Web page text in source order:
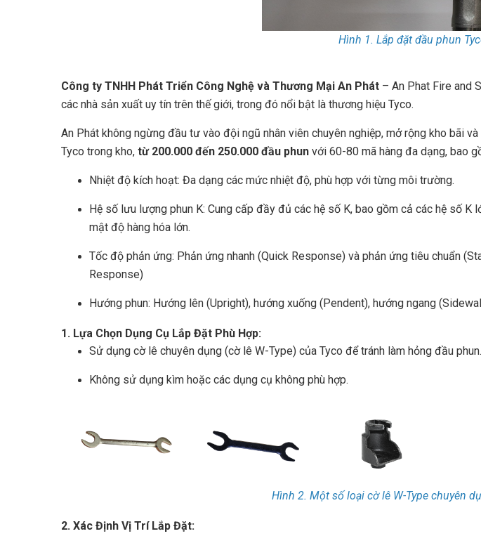
Hình 1. Lắp đặt đầu phun
Công ty TNHH Phát Triển Công Nghệ và Thương Mại An Phát – An Phat Fire and
các nhà sản xuất uy tín trên thế giới, trong đó nổi bật là thương hiệu Tyco.
An Phát không ngừng đầu tư vào đội ngũ nhân viên chuyên nghiệp, mở rộng kho bãi
Tyco trong kho, từ 200.000 đến 250.000 đầu phun với 60-80 mã hàng đa dạng, bao
Nhiệt độ kích hoạt: Đa dạng các mức nhiệt độ, phù hợp với từng môi trường.
Hệ số lưu lượng phun K: Cung cấp đầy đủ các hệ số K, bao gồm cả các hệ số K
mật độ hàng hóa lớn.
Tốc độ phản ứng: Phản ứng nhanh (Quick Response) và phản ứng tiêu chuẩn
Response)
Hướng phun: Hướng lên (Upright), hướng xuống (Pendent), hướng ngang
1. Lựa Chọn Dụng Cụ Lắp Đặt Phù Hợp:
Sử dụng cờ lê chuyên dụng (cờ lê W-Type) của Tyco để tránh làm hỏng đầu phun.
Không sử dụng kìm hoặc các dụng cụ không phù hợp.
Hình 2. Một số loại cờ lê W-Type chuyên
2. Xác Định Vị Trí Lắp Đặt: